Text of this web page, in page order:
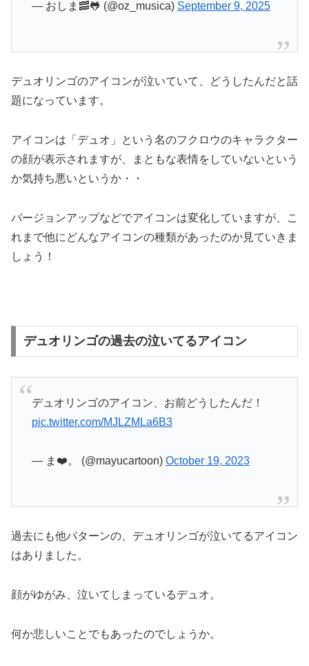
— おしま🥓🐸 (@oz_musica) September 9, 2025
デュオリンゴのアイコンが泣いていて、どうしたんだと話
題になっています。
アイコンは「デュオ」という名のフクロウのキャラクター
の顔が表示されますが、まともな表情をしていないという
か気持ち悪いというか・・
バージョンアップなどでアイコンは変化していますが、こ
れまで他にどんなアイコンの種類があったのか見ていきま
しょう！
デュオリンゴの過去の泣いてるアイコン
デュオリンゴのアイコン、お前どうしたんだ！
pic.twitter.com/MJLZMLa6B3
— ま❤️。 (@mayucartoon) October 19, 2023
過去にも他パターンの、デュオリンゴが泣いてるアイコン
はありました。
顔がゆがみ、泣いてしまっているデュオ。
何か悲しいことでもあったのでしょうか。